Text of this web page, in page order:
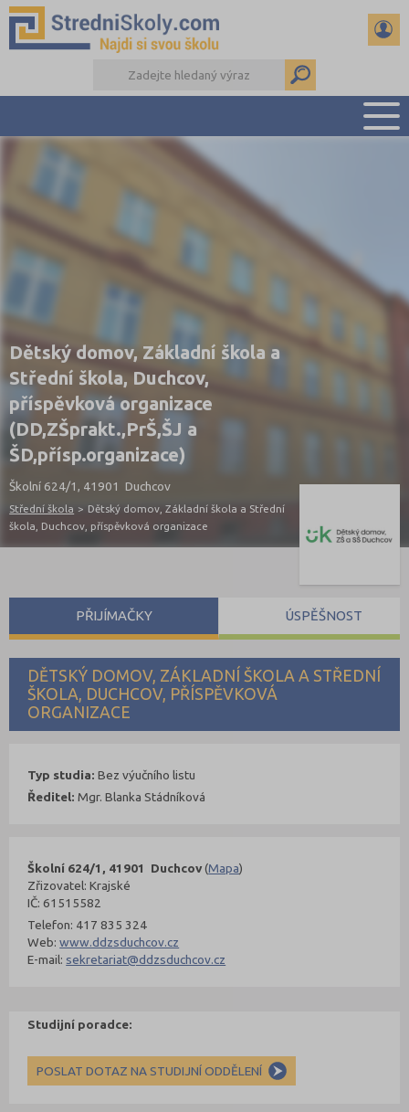
PŘÍPRAVA NA PŘIJÍMAČKY
DŮLEŽITÉ TERMÍNY
REFERÁTY A SEMINÁRKY
DALŠÍ DRUHY ŠKOL
Dětský domov, Základní škola a
Střední škola, Duchcov,
příspěvková organizace
(DD,ZŠprakt.,PrŠ,ŠJ a
ŠD,přísp.organizace)
Školní 624/1, 41901 Duchcov
Střední škola > Dětský domov, Základní škola a Střední
škola, Duchcov, příspěvková organizace
DĚTSKÝ DOMOV, ZÁKLADNÍ ŠKOLA A STŘEDNÍ
ŠKOLA, DUCHCOV, PŘÍSPĚVKOVÁ
ORGANIZACE
Školní 624/1, 41901 Duchcov(Mapa)
Zřizovatel: Krajské
IČ: 61515582
Telefon: 417 835 324
Web:www.ddzsduchcov.cz
E-mail: sekretariat@ddzsduchcov.cz
Typ studia: Bez výučního listu
Ředitel: Mgr. Blanka Stádníková
Studijní poradce:
POSLAT DOTAZ NA STUDIJNÍ ODDĚLENÍ
PŘIJÍMAČKY ÚSPĚŠNOST